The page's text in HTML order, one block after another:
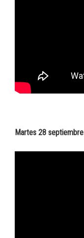
Martes 28 septiembre